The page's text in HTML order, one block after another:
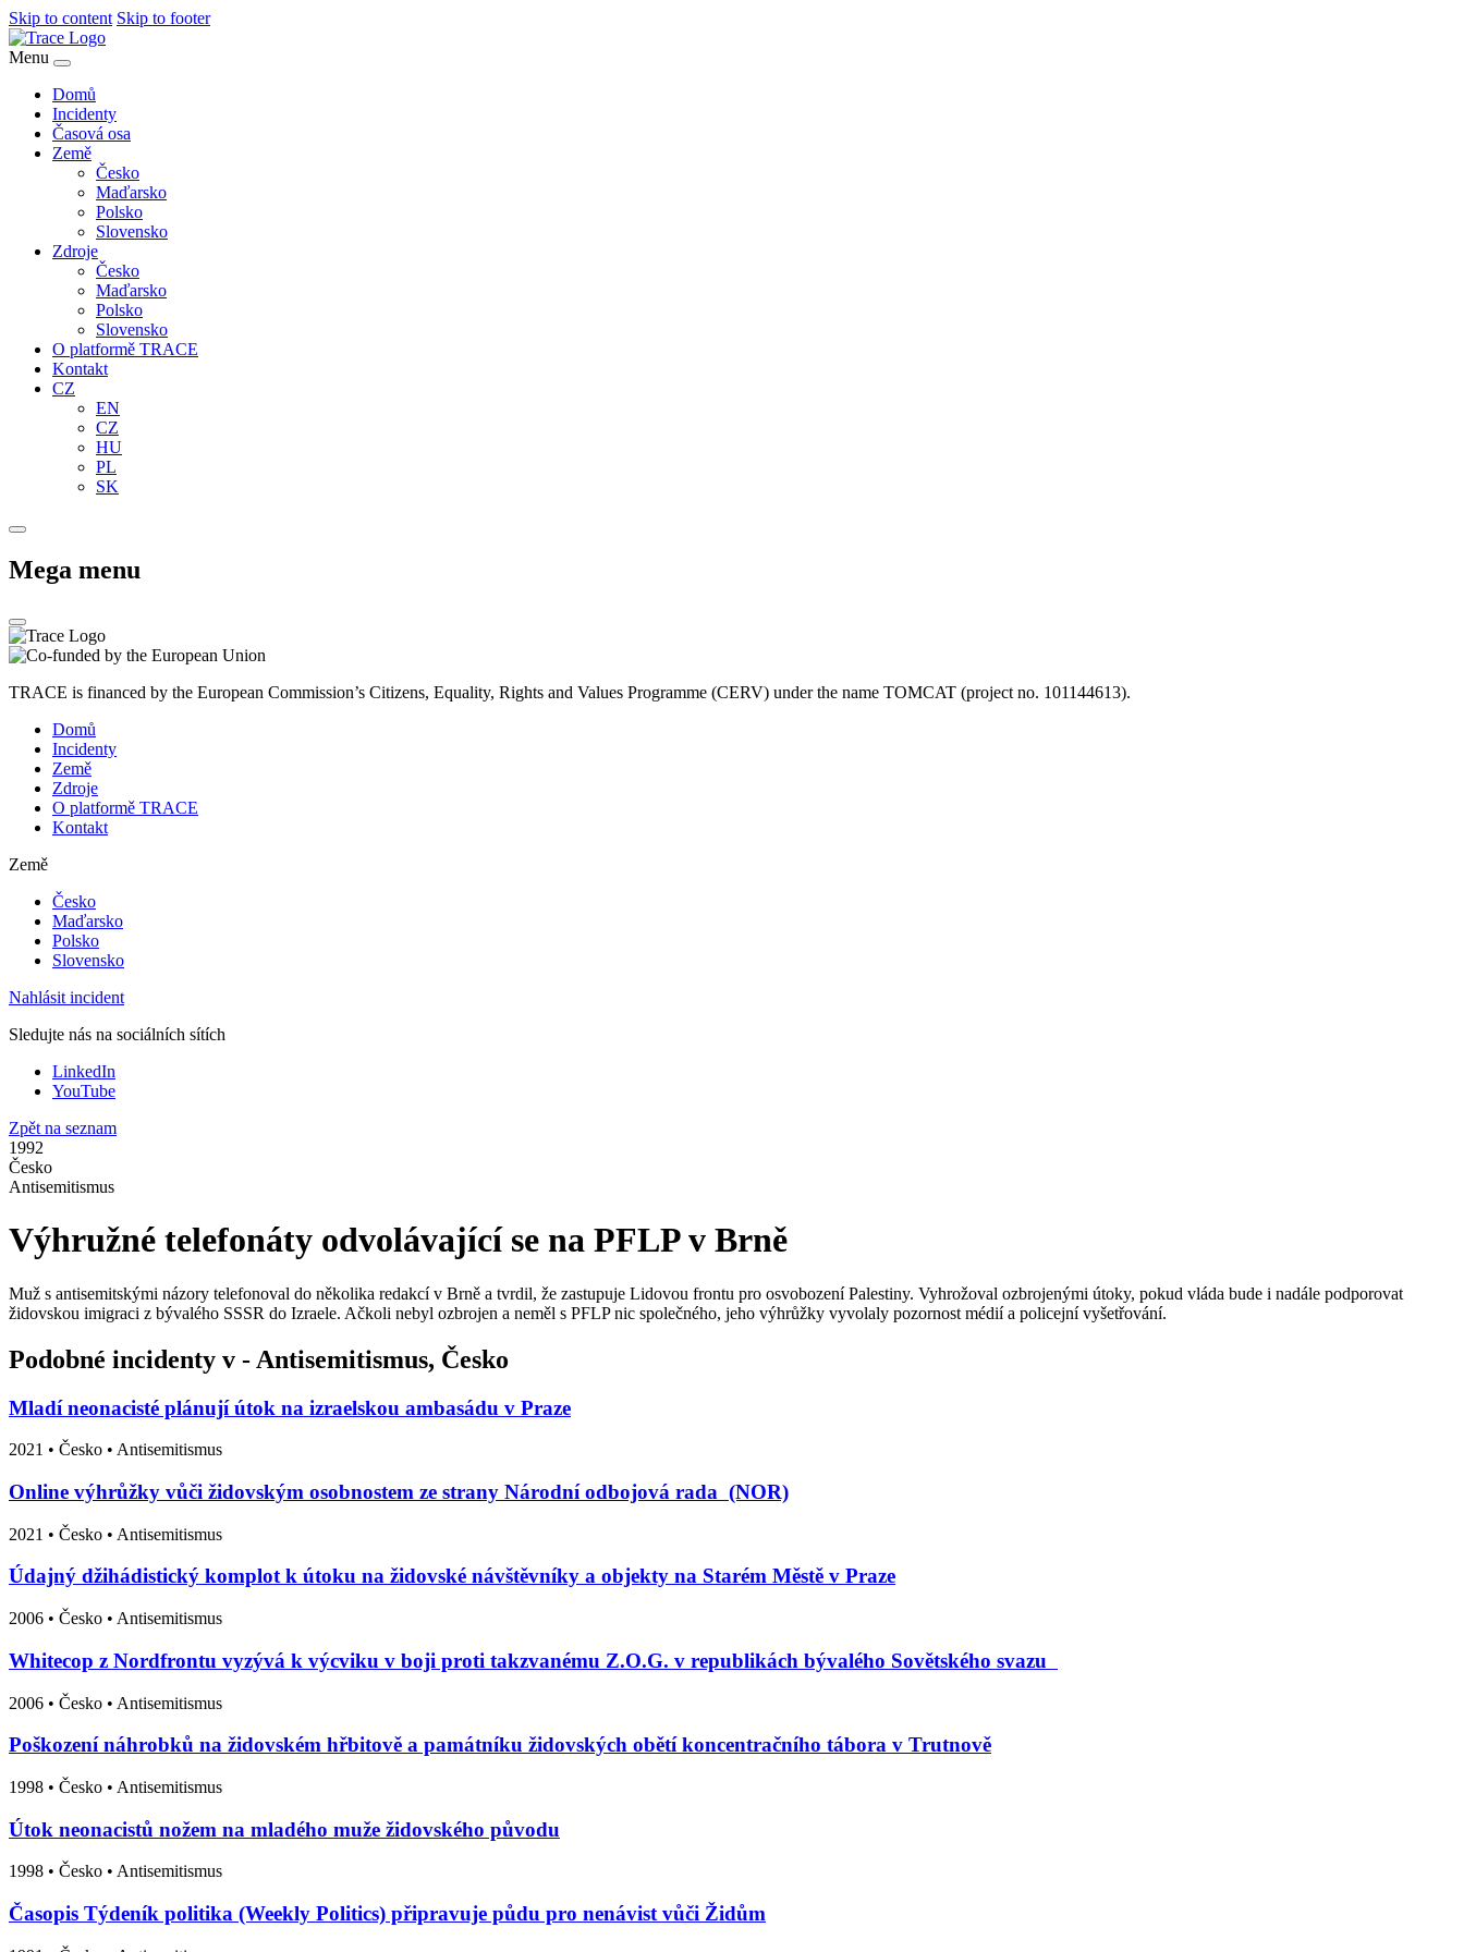
Skip to content Skip to footer
Menu
Domů
Incidenty
Časová osa
Země
Česko
Maďarsko
Polsko
Slovensko
Zdroje
Česko
Maďarsko
Polsko
Slovensko
O platformě TRACE
Kontakt
CZ
EN
CZ
HU
PL
SK
Mega menu
TRACE is financed by the European Commission’s Citizens, Equality, Rights and Values Programme (CERV) under the name TOMCAT (project no. 101144613).
Domů
Incidenty
Země
Zdroje
O platformě TRACE
Kontakt
Země
Česko
Maďarsko
Polsko
Slovensko
Nahlásit incident
Sledujte nás na sociálních sítích
LinkedIn
YouTube
Zpět na seznam
1992
Česko
Antisemitismus
Výhružné telefonáty odvolávající se na PFLP v Brně
Muž s antisemitskými názory telefonoval do několika redakcí v Brně a tvrdil, že zastupuje Lidovou frontu pro osvobození Palestiny. Vyhrožoval ozbrojenými útoky, pokud vláda bude i nadále podporovat
židovskou imigraci z bývalého SSSR do Izraele. Ačkoli nebyl ozbrojen a neměl s PFLP nic společného, jeho výhrůžky vyvolaly pozornost médií a policejní vyšetřování.
Podobné incidenty v - Antisemitismus, Česko
Mladí neonacisté plánují útok na izraelskou ambasádu v Praze
2021 • Česko • Antisemitismus
Online výhrůžky vůči židovským osobnostem ze strany Národní odbojová rada (NOR)
2021 • Česko • Antisemitismus
Údajný džihádistický komplot k útoku na židovské návštěvníky a objekty na Starém Městě v Praze
2006 • Česko • Antisemitismus
Whitecop z Nordfrontu vyzývá k výcviku v boji proti takzvanému Z.O.G. v republikách bývalého Sovětského svazu
2006 • Česko • Antisemitismus
Poškození náhrobků na židovském hřbitově a památníku židovských obětí koncentračního tábora v Trutnově
1998 • Česko • Antisemitismus
Útok neonacistů nožem na mladého muže židovského původu
1998 • Česko • Antisemitismus
Časopis Týdeník politika (Weekly Politics) připravuje půdu pro nenávist vůči Židům